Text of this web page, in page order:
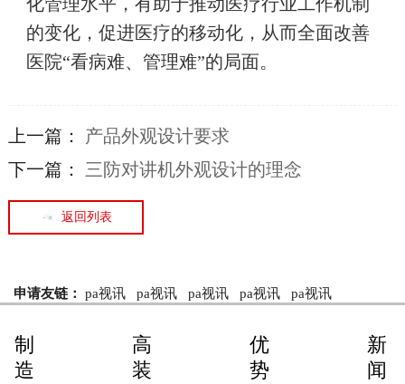
化管理水平，有助于推动医疗行业工作机制
的变化，促进医疗的移动化，从而全面改善
医院“看病难、管理难”的局面。
上一篇： 产品外观设计要求
下一篇： ​三防对讲机外观设计的理念
返回列表
申请友链： pa视讯 pa视讯 pa视讯 pa视讯 pa视讯
制
造
高
装
优
势
新
闻